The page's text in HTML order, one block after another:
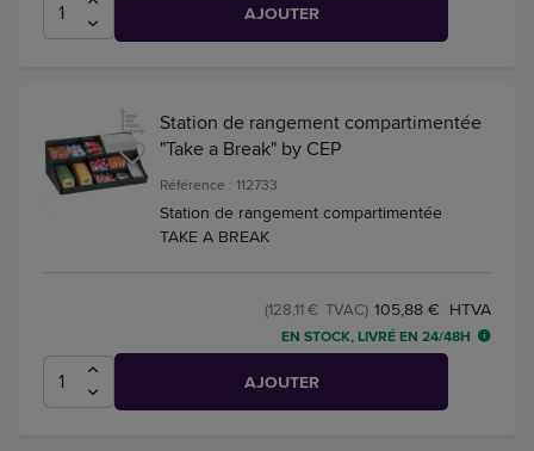
AJOUTER
Station de rangement compartimentée
"Take a Break" by CEP
Référence : 112733
Station de rangement compartimentée
TAKE A BREAK
105,88 € HTVA
(128,11 € TVAC)
EN STOCK, LIVRÉ EN 24/48H
AJOUTER